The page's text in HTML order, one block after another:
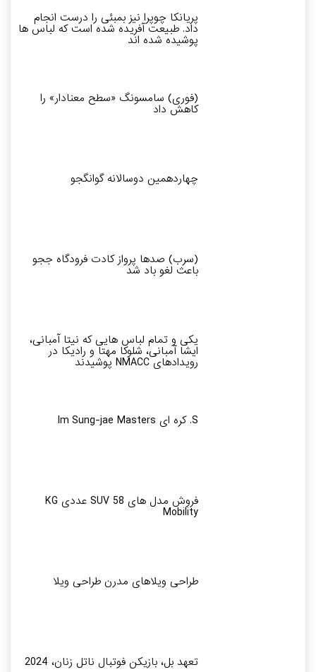
پریانکا چوپرا نیز بمبئی را درست انجام
داد. طبیعت آفریده شده است که لباس ها
پوشیده شده اند
(فوری) سامسونگ «سطح معنادار» را
کاهش داد
چهاردهمین دوسالانه گوانگجو
(سرب) صدها پرواز کادت فرودگاه ججو
باعث لغو باد شد
یکی و تمام لباس هایی که نیتا آمبانی،
ایشا آمبانی، شلوکا مهتا و رادیکا در
رویدادهای NMACC پوشیدند
S. کره ای Im Sung-jae Masters
فروش مدل های SUV 58 عددی KG
Mobility
طراحی ویلاهای مدرن طراحی ویلا
تعهد بل، بازیکن فوتبال ناتل زنان، 2024